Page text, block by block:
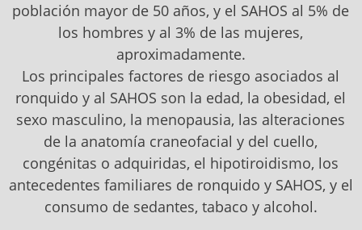
población mayor de 50 años, y el SAHOS al 5% de
los hombres y al 3% de las mujeres,
aproximadamente.
Los principales factores de riesgo asociados al
ronquido y al SAHOS son la edad, la obesidad, el
sexo masculino, la menopausia, las alteraciones
de la anatomía craneofacial y del cuello,
congénitas o adquiridas, el hipotiroidismo, los
antecedentes familiares de ronquido y SAHOS, y el
consumo de sedantes, tabaco y alcohol.